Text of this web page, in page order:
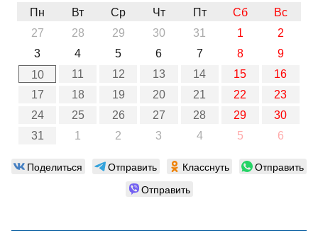
Пн
Вт Ср Чт Пт Сб
Вс
27
28 29 30 31 1
2
3
4 5 6 7 8
9
10
11 12 13 14 15
16
17
18 19 20 21 22
23
24
25 26 27 28 29
30
31
1 2 3 4 5 6
Поделиться Отправить Класснуть
Отправить
Отправить